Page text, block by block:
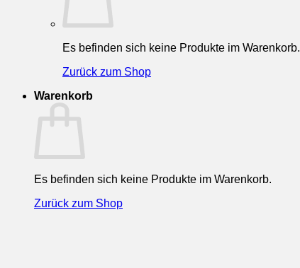
Es befinden sich keine Produkte im Warenkorb.
Zurück zum Shop
Warenkorb
Es befinden sich keine Produkte im Warenkorb.
Zurück zum Shop